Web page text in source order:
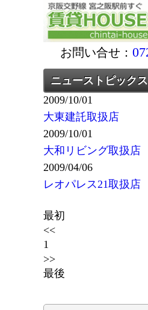
お問い合せ：
ニューストピックス
2009/10/01
大東建託取扱店
2009/10/01
大和リビング取扱店
2009/04/06
レオパレス21取扱店
最初
<<
1
>>
最後